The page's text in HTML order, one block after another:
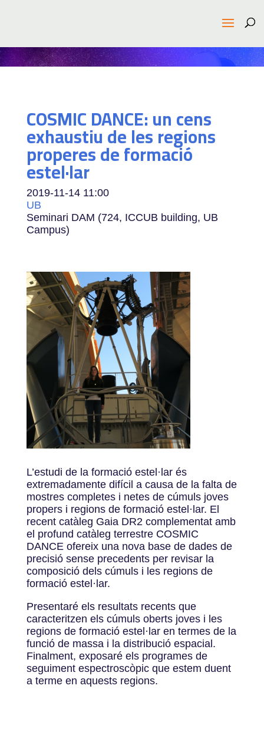
COSMIC DANCE: un cens
exhaustiu de les regions
properes de formació
estel·lar
2019-11-14 11:00
UB
Seminari DAM (724, ICCUB building, UB
Campus)
L’estudi de la formació estel·lar és
extremadamente difícil a causa de la falta de
mostres completes i netes de cúmuls joves
propers i regions de formació estel·lar. El
recent catàleg Gaia DR2 complementat amb
el profund catàleg terrestre COSMIC
DANCE ofereix una nova base de dades de
precisió sense precedents per revisar la
composició dels cúmuls i les regions de
formació estel·lar.
Presentaré els resultats recents que
caracteritzen els cúmuls oberts joves i les
regions de formació estel·lar en termes de la
funció de massa i la distribució espacial.
Finalment, exposaré els programes de
seguiment espectroscòpic que estem duent
a terme en aquests regions.